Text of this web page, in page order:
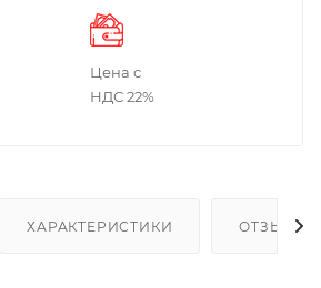
Цена с
НДС 22%
ХАРАКТЕРИСТИКИ ОТЗЫВЫ